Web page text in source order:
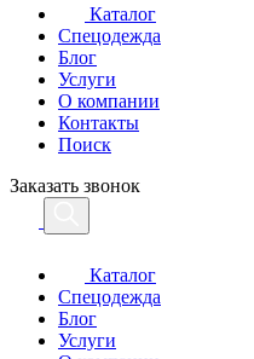
Каталог
Спецодежда
Блог
Услуги
О компании
Контакты
Поиск
Заказать звонок
Каталог
Спецодежда
Блог
Услуги